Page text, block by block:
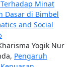
Minat
Dasar di Bimbel
and Social
Yogik Nur
Pengaruh